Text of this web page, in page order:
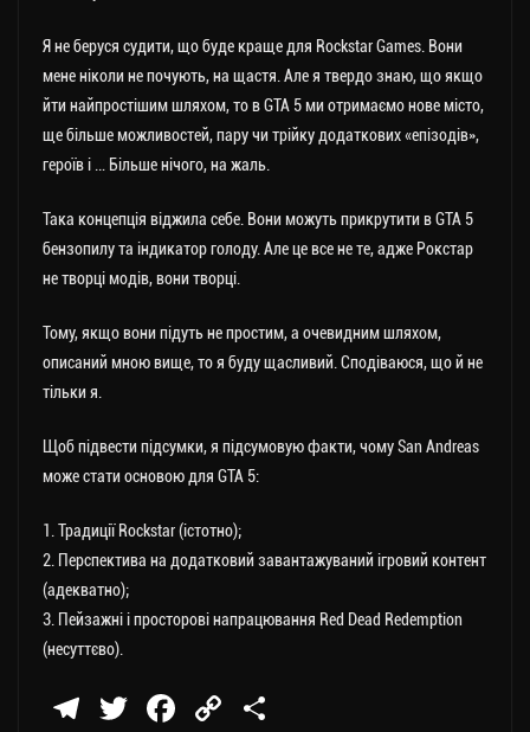
Я не беруся судити, що буде краще для Rockstar Games. Вони
мене ніколи не почують, на щастя. Але я твердо знаю, що якщо
йти найпростішим шляхом, то в GTA 5 ми отримаємо нове місто,
ще більше можливостей, пару чи трійку додаткових «епізодів»,
героїв і … Більше нічого, на жаль.
Така концепція віджила себе. Вони можуть прикрутити в GTA 5
бензопилу та індикатор голоду. Але це все не те, адже Рокстар
не творці модів, вони творці.
Тому, якщо вони підуть не простим, а очевидним шляхом,
описаний мною вище, то я буду щасливий. Сподіваюся, що й не
тільки я.
Щоб підвести підсумки, я підсумовую факти, чому San Andreas
може стати основою для GTA 5:
1. Традиції Rockstar (істотно);
2. Перспектива на додатковий завантажуваний ігровий контент
(адекватно);
3. Пейзажні і просторові напрацювання Red Dead Redemption
(несуттєво).
Te
T
Fa
C